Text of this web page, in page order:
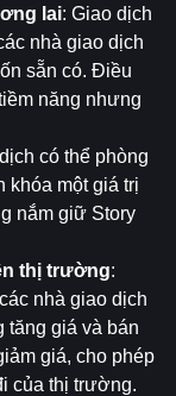
lai: Giao dịch
nhà giao dịch
sẵn có. Điều
năng nhưng
có thể phòng
khóa một giá trị
nắm giữ Story
thị trường:
nhà giao dịch
tăng giá và bán
giá, cho phép
của thị trường.